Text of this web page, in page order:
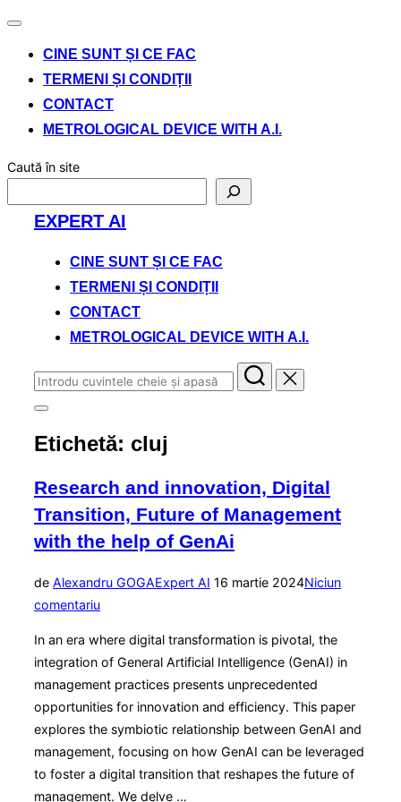
Comută
CINE SUNT ȘI CE FAC
TERMENI ȘI CONDIȚII
CONTACT
METROLOGICAL DEVICE WITH A.I.
Caută în site
EXPERT AI
CINE SUNT ȘI CE FAC
TERMENI ȘI CONDIȚII
CONTACT
METROLOGICAL DEVICE WITH A.I.
Caută
după:
Comută
bara
la
navigare
Etichetă: cluj
Research and innovation, Digital
Transition, Future of Management
with the help of GenAi
de Alexandru GOGAExpert AI Publicat
16 martie 2024Niciun
comentariu
In an era where digital transformation is pivotal, the
integration of General Artificial Intelligence (GenAI) in
management practices presents unprecedented
opportunities for innovation and efficiency. This paper
explores the symbiotic relationship between GenAI and
management, focusing on how GenAI can be leveraged
to foster a digital transition that reshapes the future of
management. We delve …